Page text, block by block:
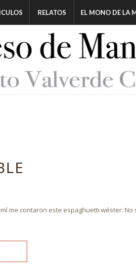
RELATOS EL MONO DE LA
me contaron este espaghuetti wéster: No